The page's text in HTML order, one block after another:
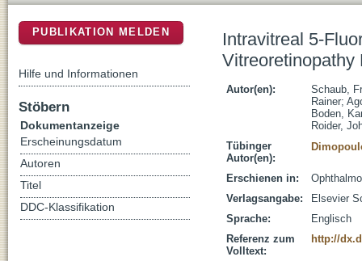
Intravitreal 5-
Vitreoretinopathy
Autor(en):
Schaub,
Rainer;
Boden,
Roider,
Tübinger
Autor(en):
Erschienen in:
Verlagsangabe:
Elsevier
Sprache:
Englisch
Referenz zum
Volltext:
http://
PUBLIKATION MELDEN
Hilfe und Informationen
Stöbern
Dokumentanzeige
Erscheinungsdatum
Autoren
Titel
DDC-Klassifikation